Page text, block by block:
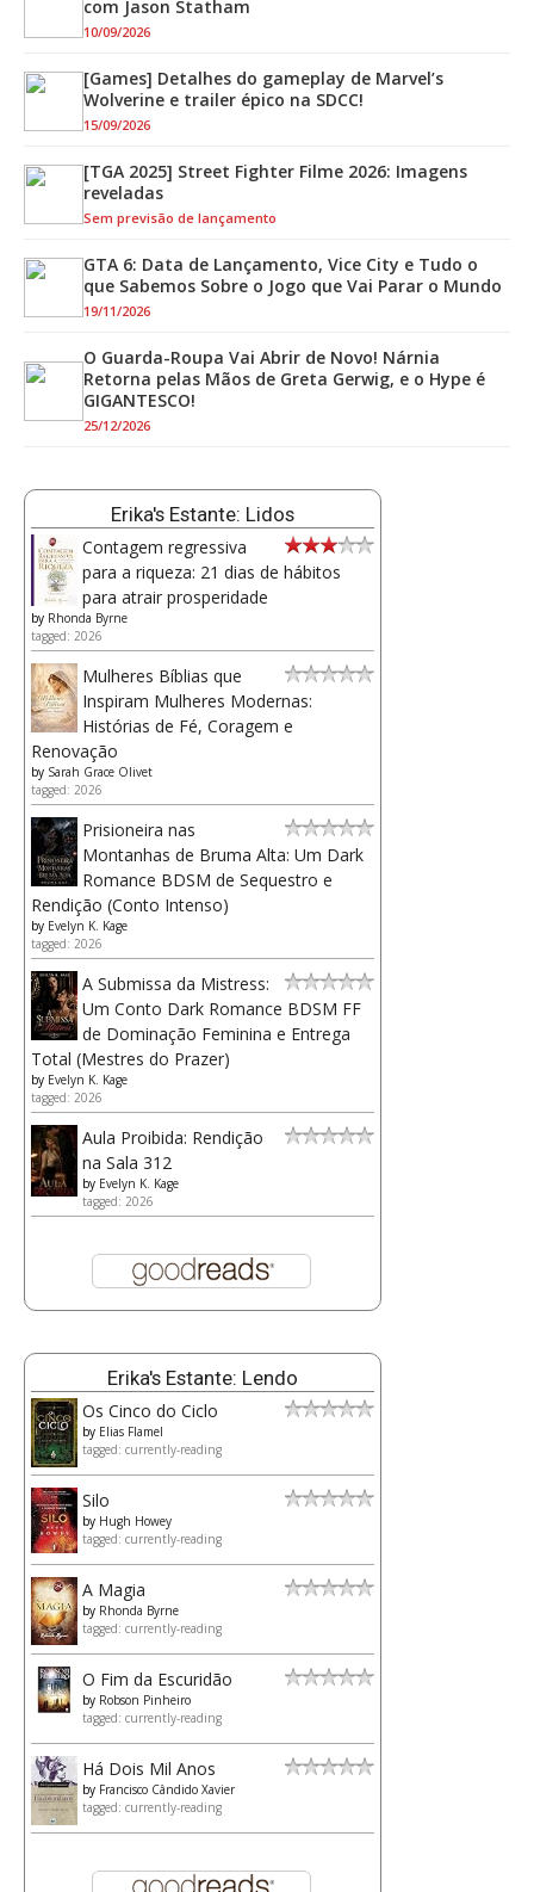
com Jason Statham
10/09/2026
[Games] Detalhes do gameplay de Marvel’s
Wolverine e trailer épico na SDCC!
15/09/2026
[TGA 2025] Street Fighter Filme 2026: Imagens
reveladas
Sem previsão de lançamento
GTA 6: Data de Lançamento, Vice City e Tudo o
que Sabemos Sobre o Jogo que Vai Parar o Mundo
19/11/2026
O Guarda-Roupa Vai Abrir de Novo! Nárnia
Retorna pelas Mãos de Greta Gerwig, e o Hype é
GIGANTESCO!
25/12/2026
Erika's Estante: Lidos
Contagem regressiva
para a riqueza: 21 dias de hábitos
para atrair prosperidade
by Rhonda Byrne
tagged: 2026
Mulheres Bíblias que
Inspiram Mulheres Modernas:
Histórias de Fé, Coragem e
Renovação
by Sarah Grace Olivet
tagged: 2026
Prisioneira nas
Montanhas de Bruma Alta: Um Dark
Romance BDSM de Sequestro e
Rendição (Conto Intenso)
by Evelyn K. Kage
tagged: 2026
A Submissa da Mistress:
Um Conto Dark Romance BDSM FF
de Dominação Feminina e Entrega
Total (Mestres do Prazer)
by Evelyn K. Kage
tagged: 2026
Aula Proibida: Rendição
na Sala 312
by Evelyn K. Kage
tagged: 2026
Erika's Estante: Lendo
Os Cinco do Ciclo
by Elias Flamel
tagged: currently-reading
Silo
by Hugh Howey
tagged: currently-reading
A Magia
by Rhonda Byrne
tagged: currently-reading
O Fim da Escuridão
by Robson Pinheiro
tagged: currently-reading
Há Dois Mil Anos
by Francisco Cândido Xavier
tagged: currently-reading